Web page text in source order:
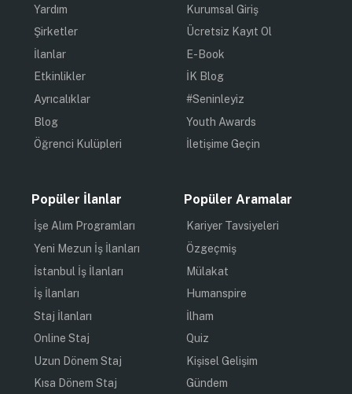
Yardım
Şirketler
İlanlar
Etkinlikler
Ayrıcalıklar
Blog
Öğrenci Kulüpleri
Kurumsal Giriş
Ücretsiz Kayıt Ol
E-Book
İK Blog
#Seninleyiz
Youth Awards
İletişime Geçin
Popüler İlanlar
İşe Alım Programları
Yeni Mezun İş İlanları
İstanbul İş İlanları
İş İlanları
Staj İlanları
Online Staj
Uzun Dönem Staj
Kısa Dönem Staj
Popüler Aramalar
Kariyer Tavsiyeleri
Özgeçmiş
Mülakat
Humanspire
İlham
Quiz
Kişisel Gelişim
Gündem